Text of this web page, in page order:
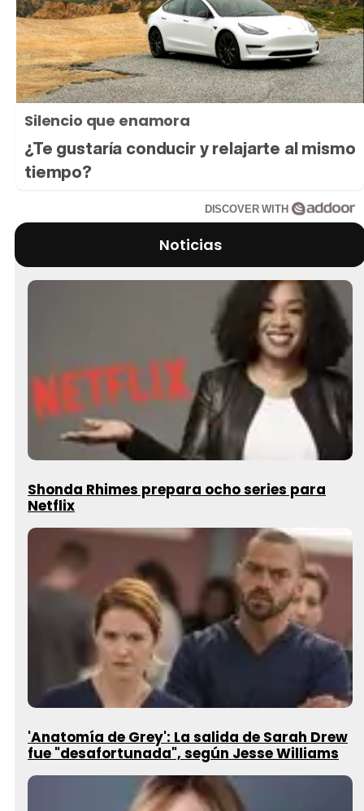
Silencio que enamora
¿Te gustaría conducir y relajarte al mismo
tiempo?
DISCOVER WITH
Noticias
Shonda Rhimes prepara ocho series para
Netflix
'Anatomía de Grey': La salida de Sarah Drew
fue "desafortunada", según Jesse Williams